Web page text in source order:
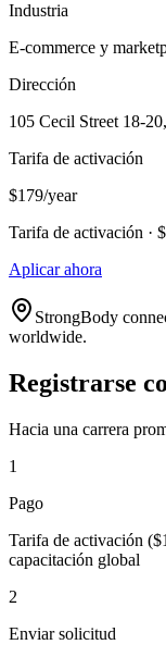
Industria
E-commerce y
Dirección
105 Cecil Street 18-
Tarifa de activación
$179/year
Tarifa de activación ·
Aplicar ahora
StrongBody
worldwide.
Registrarse
Hacia una carrera
1
Pago
Tarifa de activación
capacitación global
2
Enviar solicitud